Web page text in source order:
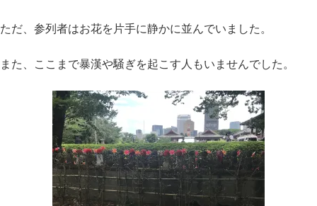
ただ、参列者はお花を片手に静かに並んでいました。
また、ここまで暴漢や騒ぎを起こす人もいませんでした。